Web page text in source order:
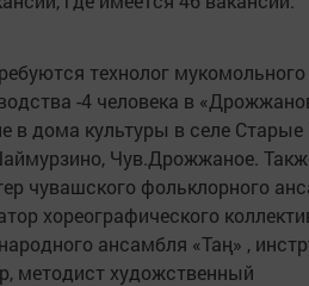
технолог
-4 человека в
в дома культуры в селе Старые
Чув.Дрожжаное.
чувашского фольклорного
хореографического
ансамбля «Таң» ,
методист художственный